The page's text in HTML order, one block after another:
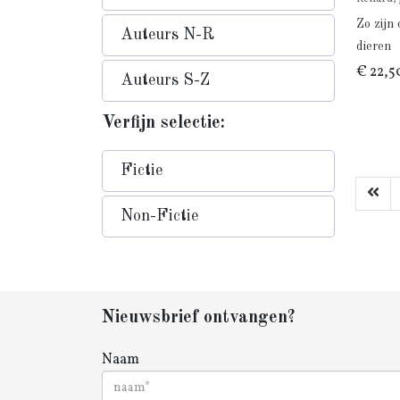
Auteurs N-R
Auteurs S-Z
Verfijn selectie:
Fictie
Non-Fictie
Zo zijn
dieren
€
Nieuwsbrief ontvangen?
Naam